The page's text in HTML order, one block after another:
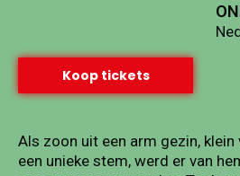
Koop tickets
Als zoon uit een arm gezin,
een unieke stem, werd er van